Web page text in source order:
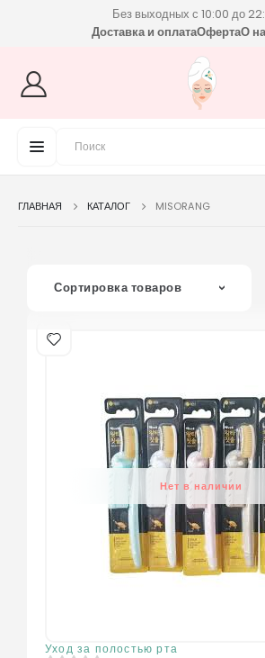
Без выходных с 10:00 до
Доставка и оплатаОфертаО
ГЛАВНАЯ КАТАЛОГ MISORANG
Сортировка товаров
Нет в наличии
Уход за полостью рта